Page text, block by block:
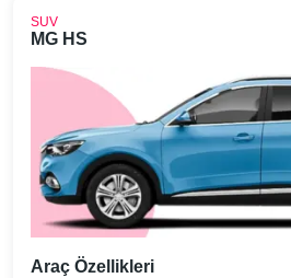
SUV
MG HS
Araç Özellikleri